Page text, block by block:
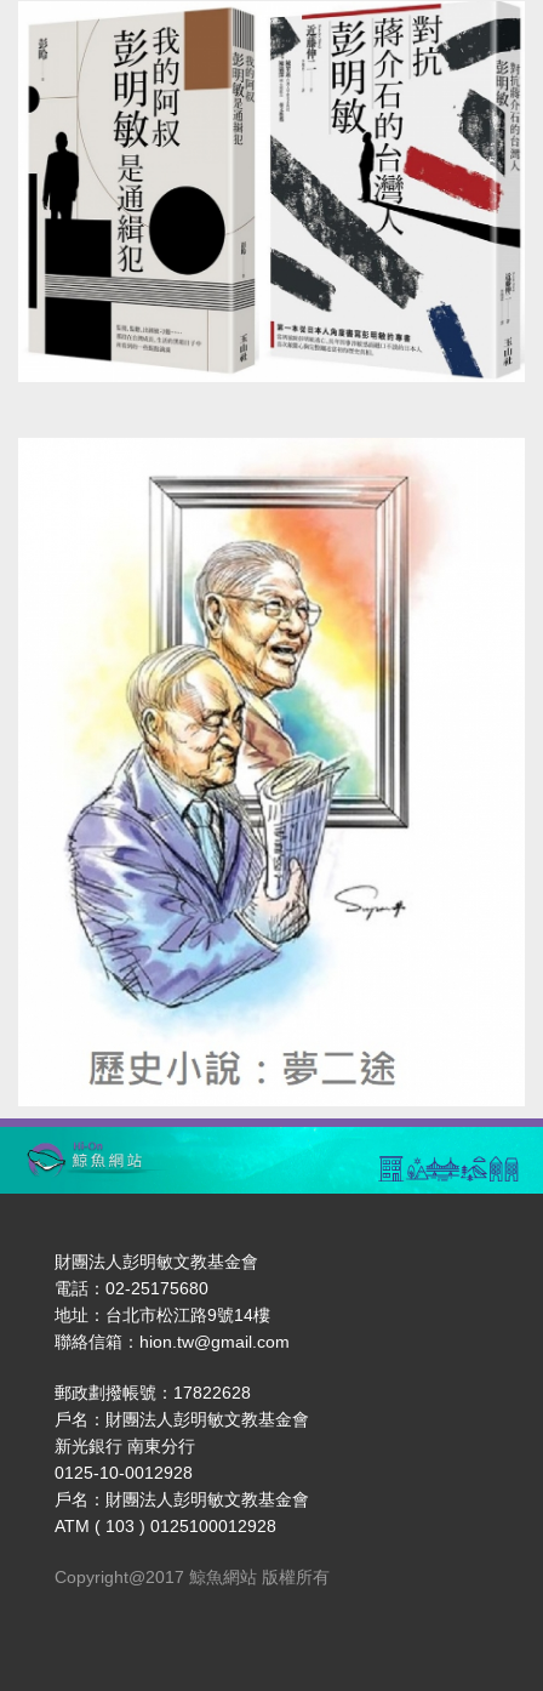
財團法人彭明敏文教基金會
電話：02-25175680
地址：台北市松江路9號14樓
聯絡信箱：hion.tw@gmail.com
郵政劃撥帳號：17822628
戶名：財團法人彭明敏文教基金會
新光銀行 南東分行
0125-10-0012928
戶名：財團法人彭明敏文教基金會
ATM ( 103 ) 0125100012928
Copyright@2017 鯨魚網站 版權所有